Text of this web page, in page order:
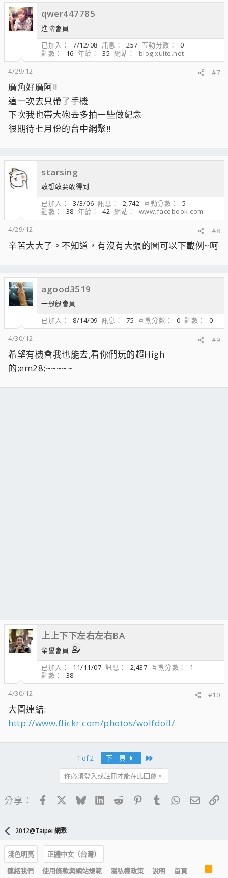
qwer447785
進階會員
已加入
7/12/08 訊息 257 互動分數
0
點數
16 年齡 35 網站
blog.xuite.net
4/29/12
#7
廣角好廣阿!!
這一次去只帶了手機
下次我也帶大砲去多拍一些做紀念
很期待七月份的台中網聚!!
starsing
敢想敢要敢得到
已加入
3/3/06 訊息 2,742 互動分數
5
點數
38 年齡 42 網站
www.facebook.com
4/29/12
#8
辛苦大大了。不知道，有沒有大張的圖可以下載例~呵
agood3519
一般般會員
已加入
8/14/09 訊息 75 互動分數 0 點數
0
4/30/12
#9
希望有機會我也能去,看你們玩的超High
的;em28;~~~~~
上上下下左右左右BA
榮譽會員
已加入
11/11/07 訊息 2,437 互動分數
1
點數
38
4/30/12
#10
大圖連結:
http://www.flickr.com/photos/wolfdoll/
1 of 2 下一頁
你必須登入或註冊才能在此回覆。
分享： FacebookBlueskyLinkedIn
Reddit PinterestTumblrWhatsApp
電子
2012@Taipei 網聚
淺色明亮
正體中文（台灣）
連絡我們
使用條款與網站規範 隱私權政策 說明 首頁